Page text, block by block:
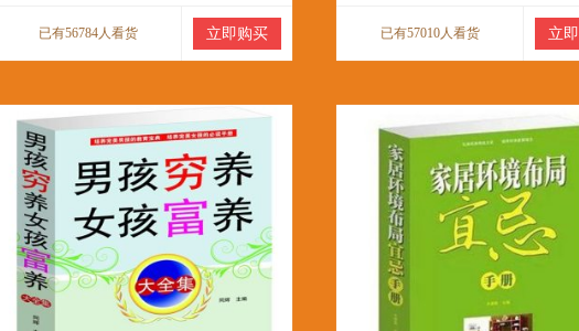
已有56784人看货 立即购买 已有57010人看货 立